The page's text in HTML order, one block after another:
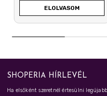
ELOLVASOM
SHOPERIA HÍRLEVÉL
Ha elsőként szeretnél értesülni